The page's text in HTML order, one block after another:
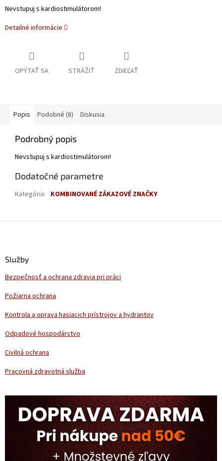
Nevstupuj s kardiostimulátorom!
Detailné informácie
OPÝTAŤ SA STRÁŽIŤ ZDIEĽAŤ
Popis Podobné (8) Diskusia
Podrobný popis
Nevstupuj s kardiostimulátorom!
Dodatočné parametre
Kategória: KOMBINOVANÉ ZÁKAZOVÉ ZNAČKY
Služby
Bezpečnosť a ochrana zdravia pri práci
Požiarna ochrana
Kontrola a oprava hasiacich prístrojov a hydrantov
Odpadové hospodárstvo
Civilná ochrana
Pracovná zdravotná služba